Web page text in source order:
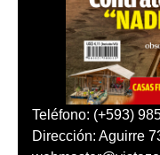
Teléfono: (+593)
Dirección: Aguirre